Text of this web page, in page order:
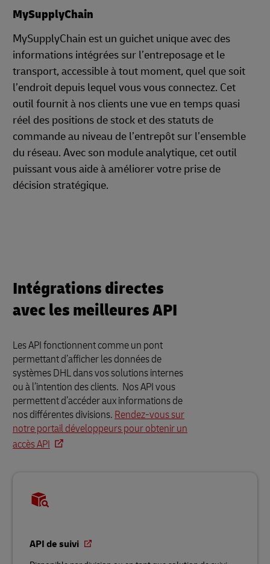
MySupplyChain
MySupplyChain est un guichet unique avec des
informations intégrées sur l’entreposage et le
transport, accessible à tout moment, quel que soit
l’endroit depuis lequel vous vous connectez. Cet
outil fournit à nos clients une vue en temps quasi
réel des positions de stock et des statuts de
commande au niveau de l’entrepôt sur l’ensemble
du réseau. Avec son module analytique, cet outil
puissant vous aide à améliorer votre prise de
décision stratégique.
Intégrations directes
avec les meilleures API
Les API fonctionnent comme un pont
permettant d’afficher les données de
systèmes DHL dans vos solutions internes
ou à l’intention des clients. Nos API vous
permettent d’accéder aux informations de
nos différentes divisions. Rendez-vous sur
notre portail développeurs pour obtenir un
accès API
API de suivi